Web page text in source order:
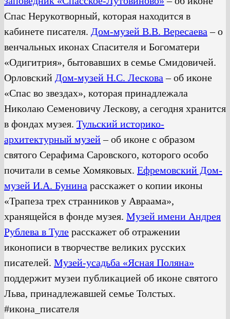
Спас Нерукотворный, которая находится в
кабинете писателя. Дом-музей В.В. Вересаева – о
венчальных иконах Спасителя и Богоматери
«Одигитрия», бытовавших в семье Смидовичей.
Орловский Дом-музей Н.С. Лескова – об иконе
«Спас во звездах», которая принадлежала
Николаю Семеновичу Лескову, а сегодня хранится
в фондах музея. Тульский историко-
архитектурный музей– об иконе с образом
святого Серафима Саровского, которого особо
почитали в семье Хомяковых. Ефремовский Дом-
музей И.А. Бунина расскажет о копии иконы
«Трапеза трех странников у Авраама»,
хранящейся в фонде музея. Музей имени Андрея
Рублева в Туле расскажет об отражении
иконописи в творчестве великих русских
писателей. Музей-усадьба «Ясная Поляна»
поддержит музеи публикацией об иконе святого
Льва, принадлежавшей семье Толстых.
#икона_писателя